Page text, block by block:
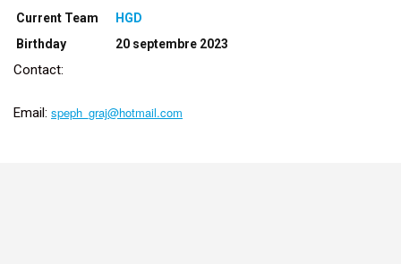
Current Team
HGD
Birthday
20 septembre 2023
Contact:
Email: speph_graj@hotmail.com